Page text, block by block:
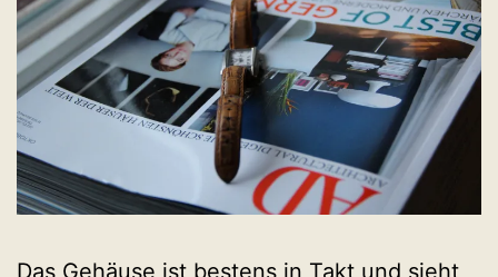
Das Gehäuse ist bestens in Takt und sieht